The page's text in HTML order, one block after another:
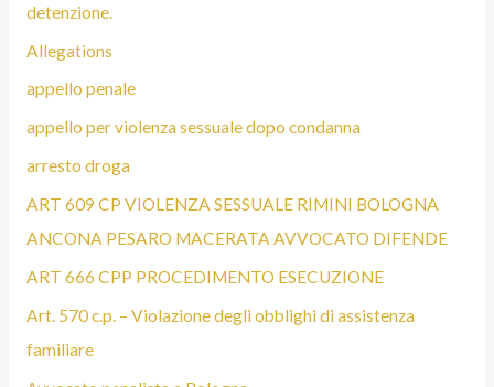
detenzione.
Allegations
appello penale
appello per violenza sessuale dopo condanna
arresto droga
ART 609 CP VIOLENZA SESSUALE RIMINI BOLOGNA
ANCONA PESARO MACERATA AVVOCATO DIFENDE
ART 666 CPP PROCEDIMENTO ESECUZIONE
Art. 570 c.p. – Violazione degli obblighi di assistenza
familiare